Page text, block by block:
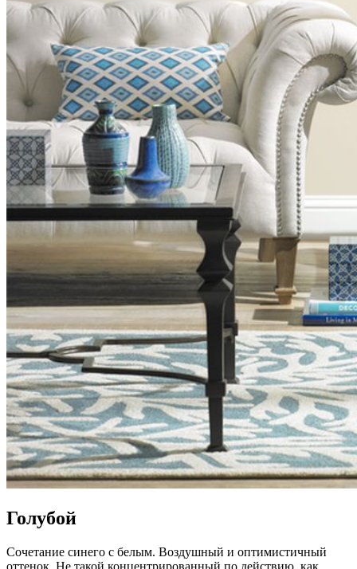
Голубой
Сочетание синего с белым. Воздушный и оптимистичный
оттенок. Не такой концентрированный по действию, как